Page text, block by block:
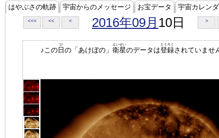
はやぶさの軌跡 宇宙からのメッセージ お宝データ 宇宙カレン
<<< << < 2016年09月 10日 >
♪この日
ひ
の「あけぼの」 衛星
えいせい
のデータは登録
とうろく
されていませ